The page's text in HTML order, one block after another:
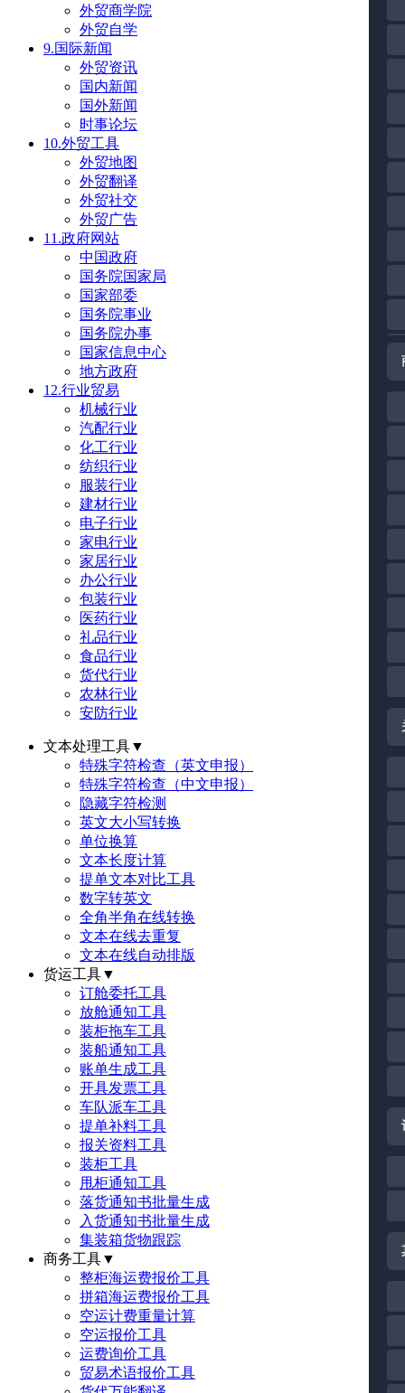
外贸商学院
外贸自学
9.国际新闻
外贸资讯
国内新闻
国外新闻
时事论坛
10.外贸工具
外贸地图
外贸翻译
外贸社交
外贸广告
11.政府网站
中国政府
国务院国家局
国家部委
国务院事业
国务院办事
国家信息中心
地方政府
12.行业贸易
机械行业
汽配行业
化工行业
纺织行业
服装行业
建材行业
电子行业
家电行业
家居行业
办公行业
包装行业
医药行业
礼品行业
食品行业
货代行业
农林行业
安防行业
文本处理工具▼
特殊字符检查（英文申报）
特殊字符检查（中文申报）
隐藏字符检测
英文大小写转换
单位换算
文本长度计算
提单文本对比工具
数字转英文
全角半角在线转换
文本在线去重复
文本在线自动排版
货运工具▼
订舱委托工具
放舱通知工具
装柜拖车工具
装船通知工具
账单生成工具
开具发票工具
车队派车工具
提单补料工具
报关资料工具
装柜工具
甩柜通知工具
落货通知书批量生成
入货通知书批量生成
集装箱货物跟踪
商务工具▼
整柜海运费报价工具
拼箱海运费报价工具
空运计费重量计算
空运报价工具
运费询价工具
贸易术语报价工具